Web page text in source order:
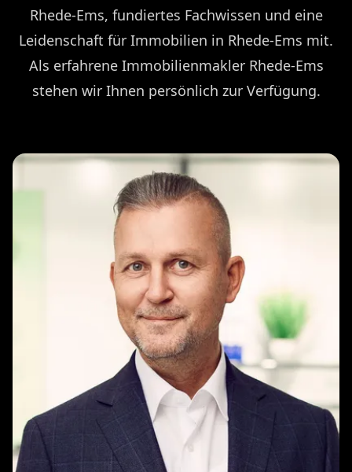
Rhede-Ems, fundiertes Fachwissen und eine
Leidenschaft für Immobilien in Rhede-Ems mit.
Als erfahrene Immobilienmakler Rhede-Ems
stehen wir Ihnen persönlich zur Verfügung.